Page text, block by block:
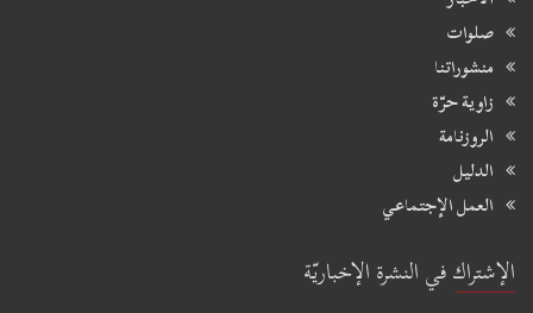
صلوات
منشوراتنا
زاوية حرّة
الروزنامة
الدليل
العمل الإجتماعي
الإشتراك في النشرة الإخباريّة